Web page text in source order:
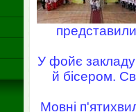
У фойє
й бісером.
Мовні